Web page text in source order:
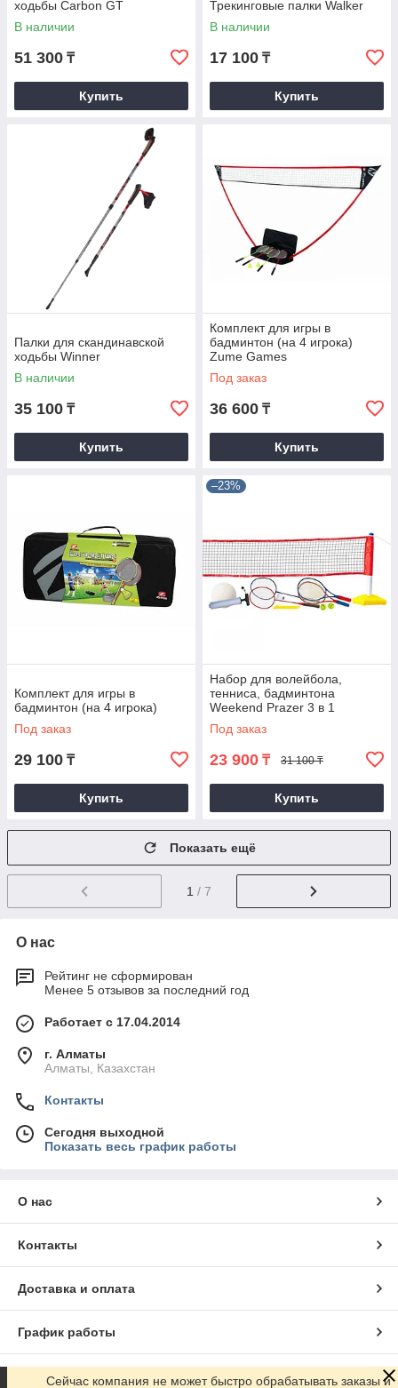
ходьбы Carbon GT
В наличии
51 300 ₸
Купить
Трекинговые палки Walker
В наличии
17 100 ₸
Купить
Палки для скандинавской
ходьбы Winner
В наличии
35 100 ₸
Купить
Комплект для игры в
бадминтон (на 4 игрока)
Zume Games
Под заказ
36 600 ₸
Купить
Комплект для игры в
бадминтон (на 4 игрока)
Под заказ
29 100 ₸
Купить
–23%
Набор для волейбола,
тенниса, бадминтона
Weekend Prazer 3 в 1
Под заказ
23 900 ₸ 31 100 ₸
Купить
Показать ещё
1 / 7
О нас
Рейтинг не сформирован
Менее 5 отзывов за последний год
Работает с 17.04.2014
г. Алматы
Алматы, Казахстан
Контакты
Сегодня выходной
Показать весь график работы
О нас
Контакты
Доставка и оплата
График работы
Полная версия сайта
Сейчас компания не может быстро обрабатывать заказы и